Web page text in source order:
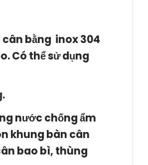
bằng inox 304
Có thể sử dụng
nước chống ẩm
khung bàn cân
bao bì, thùng